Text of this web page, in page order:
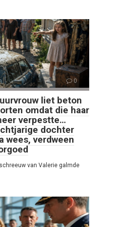
0
liet beton
omdat die haar
verpestte…
dochter
wees, verdween
van Valerie galmde